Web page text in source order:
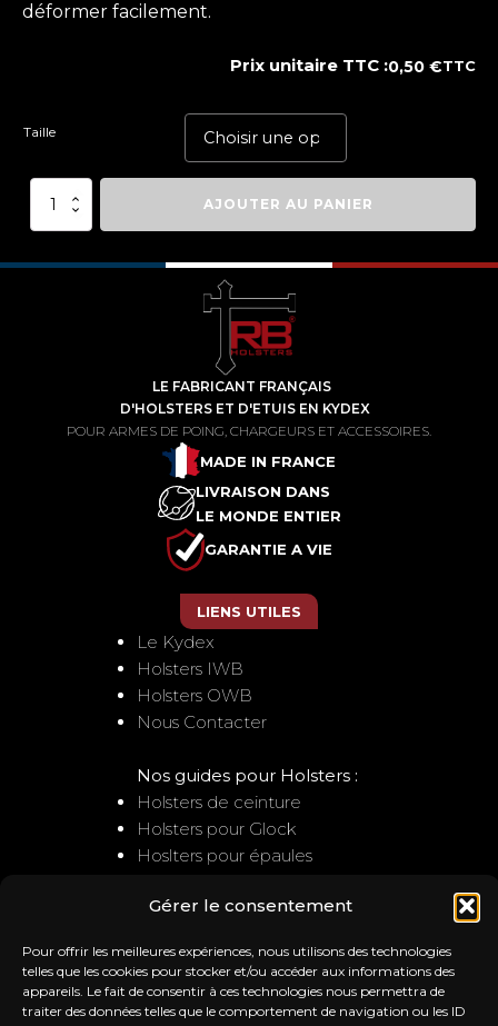
Gérer le consentement
Pour offrir les meilleures expériences, nous utilisons des technologies
telles que les cookies pour stocker et/ou accéder aux informations des
appareils. Le fait de consentir à ces technologies nous permettra de
traiter des données telles que le comportement de navigation ou les ID
déformer facilement.
Prix unitaire TTC :0,50 €TTC
Taille
quantité
Joint
AJOUTER AU PANIER
LE FABRICANT FRANÇAIS
D'HOLSTERS ET D'ETUIS EN KYDEX
POUR ARMES DE POING, CHARGEURS ET ACCESSOIRES.
MADE IN FRANCE
LIVRAISON DANS
LE MONDE ENTIER
GARANTIE A VIE
LIENS UTILES
Le Kydex
Holsters IWB
Holsters OWB
Nous Contacter
Nos guides pour Holsters :
Holsters de ceinture
Holsters pour Glock
Hoslters pour épaules
NOUS CONTACTER
Service client
: contact@trb-holsters.com